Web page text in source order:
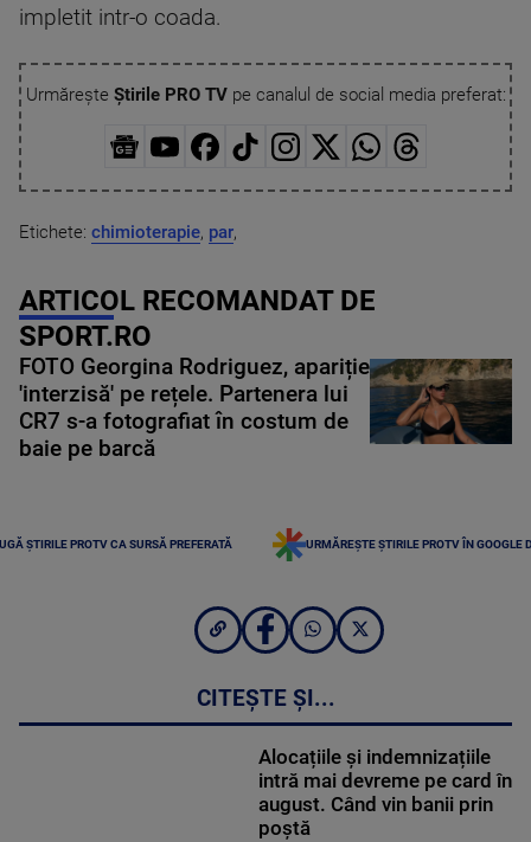
impletit intr-o coada.
Urmărește Știrile PRO TVpe canalul de social media preferat:
Etichete: chimioterapie, par,
ARTICOL RECOMANDAT DE
SPORT.RO
FOTO Georgina Rodriguez, apariție
'interzisă' pe rețele. Partenera lui
CR7 s-a fotografiat în costum de
baie pe barcă
ȘTIRILE PROTV CA SURSĂ PREFERATĂ URMĂREȘTE ȘTIRILE PROTV ÎN GOOGLE
CITEȘTE ȘI...
Alocațiile și indemnizațiile
intră mai devreme pe card în
august. Când vin banii prin
poștă